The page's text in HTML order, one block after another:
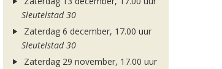
Sleutelstad 30
Zaterdag 6 december, 17.00 uur
Sleutelstad 30
Zaterdag 29 november, 17.00 uur